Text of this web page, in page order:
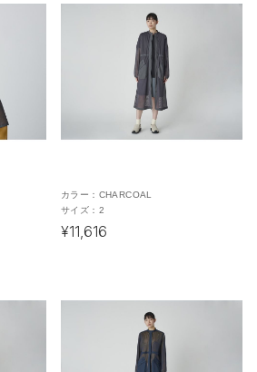
カラー： CHARCOAL
サイズ： 2
¥11,616